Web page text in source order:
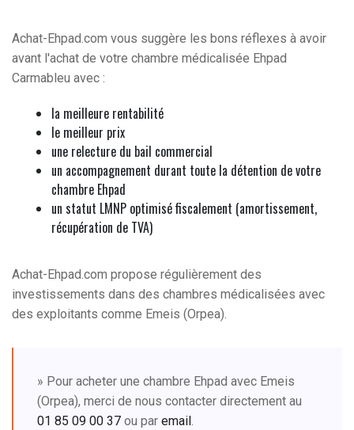
Achat-Ehpad.com vous suggère les bons réflexes à avoir
avant l'achat de votre chambre médicalisée Ehpad
Carmableu avec :
la meilleure rentabilité
le meilleur prix
une relecture du bail commercial
un accompagnement durant toute la détention de votre
chambre Ehpad
un statut LMNP optimisé fiscalement (amortissement,
récupération de TVA)
Achat-Ehpad.com propose régulièrement des
investissements dans des chambres médicalisées avec
des exploitants comme Emeis (Orpea).
» Pour acheter une chambre Ehpad avec Emeis
(Orpea), merci de nous contacter directement au
01 85 09 00 37 ou par email .